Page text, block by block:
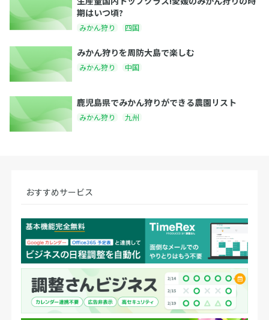
期はいつ頃?
みかん狩り 四国
みかん狩りを周防大島で楽しむ
みかん狩り 中国
鹿児島県でみかん狩りができる農園リスト
みかん狩り 九州
おすすめサービス